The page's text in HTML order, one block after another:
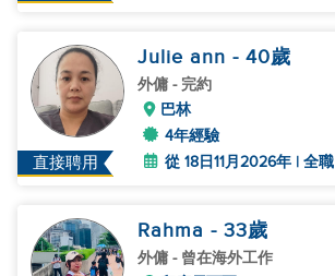
直接聘用
Julie ann - 40歲
外傭 - 完約
巴林
4年經驗
從 18日11月2026年 | 全職
Rahma - 33歲
外傭 - 曾在海外工作